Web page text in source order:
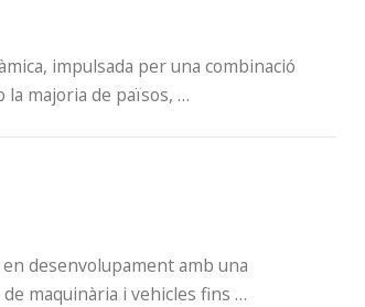
impulsada per una combinació
la majoria de països, …
desenvolupament amb una
maquinària i vehicles fins …